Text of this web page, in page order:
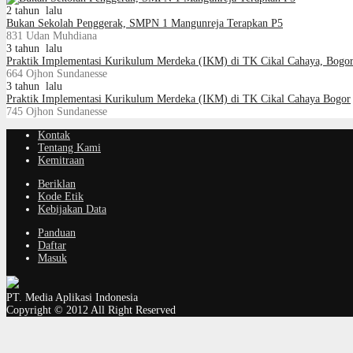
2 tahun lalu
Bukan Sekolah Penggerak, SMPN 1 Mangunreja Terapkan P5
831 Udan Muhdiana
3 tahun lalu
Praktik Implementasi Kurikulum Merdeka (IKM) di TK Cikal Cahaya, Bogor
664 Ojhon Sundanesse
3 tahun lalu
Praktik Implementasi Kurikulum Merdeka (IKM) di TK Cikal Cahaya Bogor
745 Ojhon Sundanesse
Kontak
Tentang Kami
Kemitraan
Beriklan
Kode Etik
Kebijakan Data
Panduan
Daftar
Masuk
PT. Media Aplikasi Indonesia
Copyright © 2012 All Right Reserved